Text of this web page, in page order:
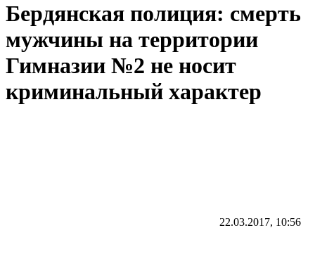
Бердянская полиция: смерть
мужчины на территории
Гимназии №2 не носит
криминальный характер
22.03.2017, 10:56